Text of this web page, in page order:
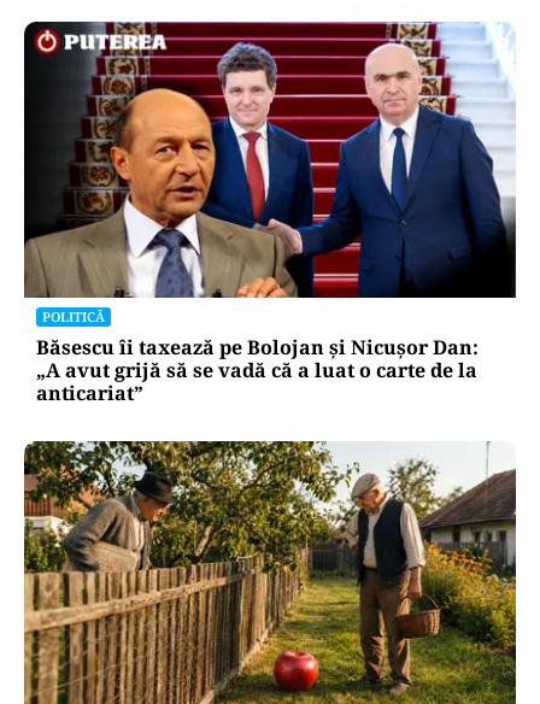
POLITICĂ
Băsescu îi taxează pe Bolojan și Nicușor Dan:
„A avut grijă să se vadă că a luat o carte de la
anticariat”